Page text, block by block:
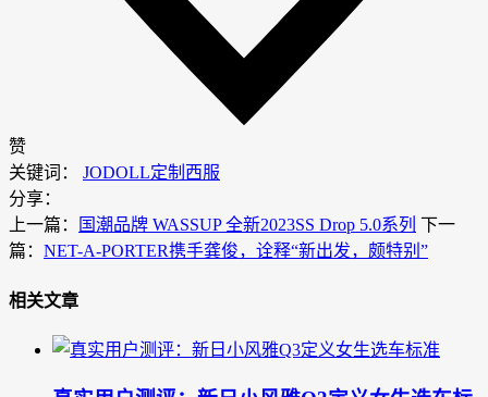
赞
关键词： JODOLL定制西服
分享：
上一篇：
国潮品牌 WASSUP 全新2023SS Drop 5.0系列 下一
篇： NET-A-PORTER携手龚俊，诠释“新出发，颇特别”
相关文章